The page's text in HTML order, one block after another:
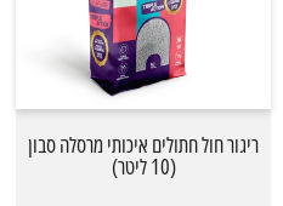
ריגור חול חתולים איכותי מרסלה סבון
(10 ליטר)